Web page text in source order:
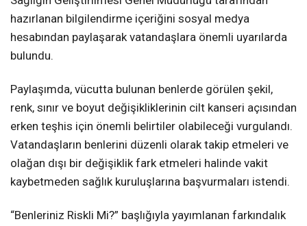
hazırlanan bilgilendirme içeriğini sosyal medya
hesabından paylaşarak vatandaşlara önemli uyarılarda
bulundu.
Paylaşımda, vücutta bulunan benlerde görülen şekil,
renk, sınır ve boyut değişikliklerinin cilt kanseri açısından
erken teşhis için önemli belirtiler olabileceği vurgulandı.
Vatandaşların benlerini düzenli olarak takip etmeleri ve
olağan dışı bir değişiklik fark etmeleri halinde vakit
kaybetmeden sağlık kuruluşlarına başvurmaları istendi.
“Benleriniz Riskli Mi?” başlığıyla yayımlanan farkındalık